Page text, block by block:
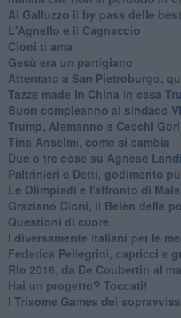
Al Galluzzo il by pass delle
L'Agnello e il Cagnaccio
Cioni ti ama
​Gesù era un partigiano
Attentato a San Pietroburgo,
Tazze made in China in casa
Buon compleanno al sindaco
Trump, Alemanno e Cecchi Gori
Tina Anselmi, come si cambia
Due o tre cose su Agnese
Paltrinieri e Detti, godimento
Le Olimpiadi e l'affronto di
Graziano Cioni, il Belèn della
Questioni di cuore
I diversamente italiani per le
Federica Pellegrini, capricci e
RIo 2016, da De Coubertin al
​Hai un progetto? Toccati!
​I Trisome Games dei